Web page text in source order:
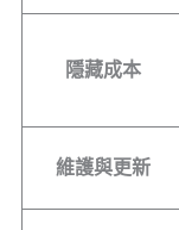
隱藏成本
維護與更新